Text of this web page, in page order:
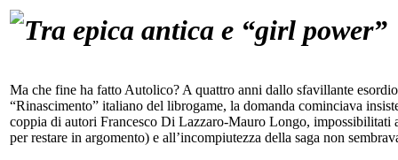
Tra epica antica e “girl power”
Ma che fine ha fatto Autolico? A quattro anni dallo sfavillante
“Rinascimento” italiano del librogame, la domanda cominciava
coppia di autori Francesco Di Lazzaro-Mauro Longo, impossibilitati
per restare in argomento) e all’incompiutezza della saga non